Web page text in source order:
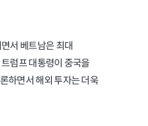
서 베트남은 최대
럼프 대통령이 중국을
하면서 해외 투자는 더욱